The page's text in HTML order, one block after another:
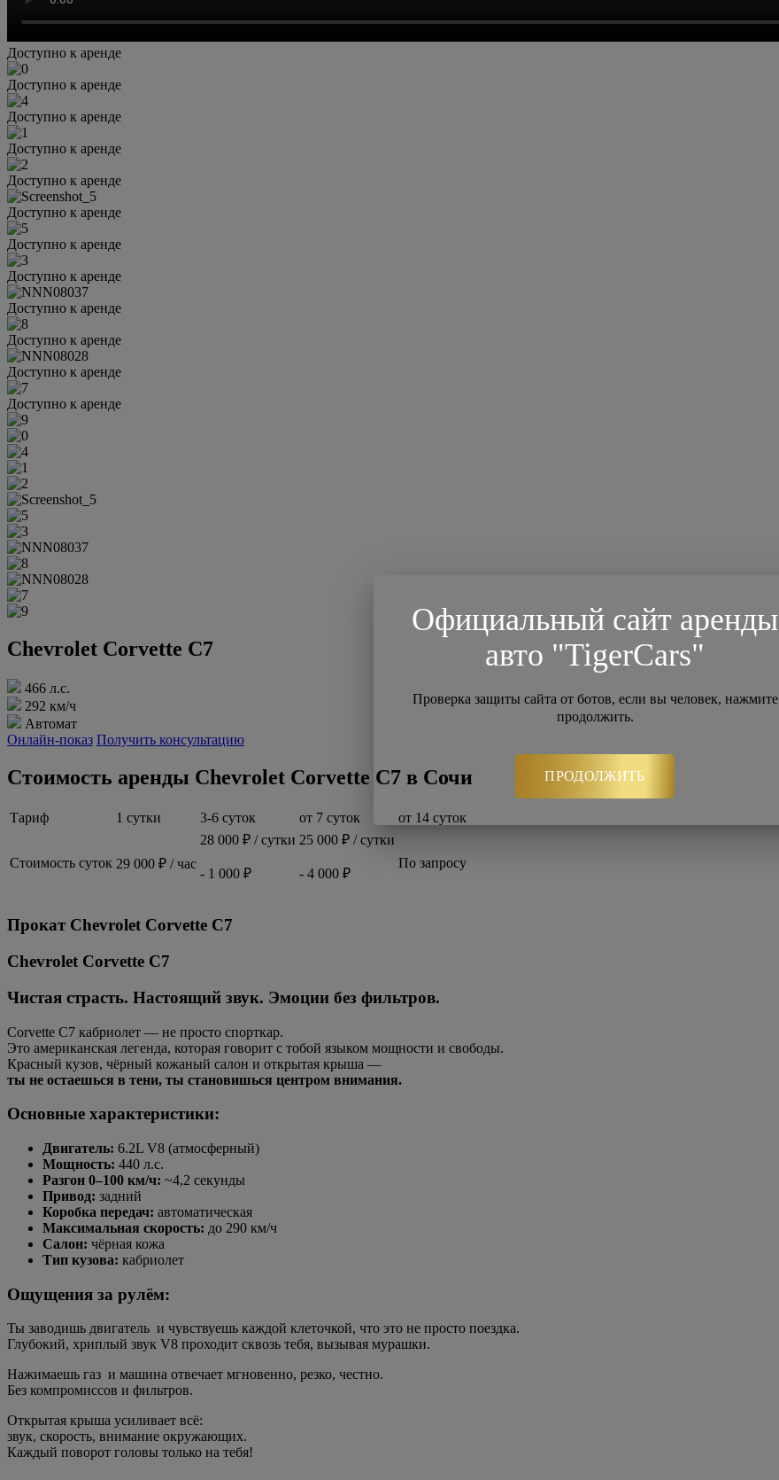
Доступно к аренде
Доступно к аренде
Доступно к аренде
Доступно к аренде
Доступно к аренде
Доступно к аренде
Доступно к аренде
Доступно к аренде
Доступно к аренде
Доступно к аренде
Доступно к аренде
Доступно к аренде
Chevrolet Corvette C7
466 л.с.
292 км/ч
Автомат
Онлайн-показ Получить консультацию
Стоимость аренды Chevrolet Corvette C7 в Сочи
Тариф 1 сутки 3-6 суток от 7 суток от 14 суток
Стоимость суток 29 000 ₽ / час
28 000 ₽ / сутки
- 1 000 ₽
25 000 ₽ / сутки
- 4 000 ₽
По запросу
Прокат Chevrolet Corvette C7
Chevrolet Corvette C7
Чистая страсть. Настоящий звук. Эмоции без фильтров.
Corvette C7 кабриолет — не просто спорткар.
Это американская легенда, которая говорит с тобой языком мощности и свободы.
Красный кузов, чёрный кожаный салон и открытая крыша —
ты не остаешься в тени, ты становишься центром внимания.
Основные характеристики:
Двигатель: 6.2L V8 (атмосферный)
Мощность: 440 л.с.
Разгон 0–100 км/ч: ~4,2 секунды
Привод: задний
Коробка передач: автоматическая
Максимальная скорость: до 290 км/ч
Салон: чёрная кожа
Тип кузова: кабриолет
Ощущения за рулём:
Ты заводишь двигатель и чувствуешь каждой клеточкой, что это не просто поездка.
Глубокий, хриплый звук V8 проходит сквозь тебя, вызывая мурашки.
Нажимаешь газ и машина отвечает мгновенно, резко, честно.
Без компромиссов и фильтров.
Открытая крыша усиливает всё:
звук, скорость, внимание окружающих.
Каждый поворот головы только на тебя!
Официальный сайт аренды
авто "TigerCars"
Проверка защиты сайта от ботов, если вы человек, нажмите
продолжить.
ПРОДОЛЖИТЬ